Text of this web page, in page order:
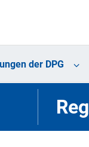
der DPG